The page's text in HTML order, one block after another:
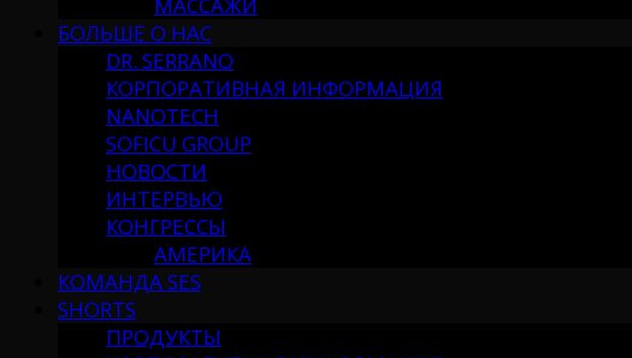
БОЛЬШЕ О НАС
DR. SERRANO
КОРПОРАТИВНАЯ ИНФОРМАЦИЯ
NANOTECH
SOFICU GROUP
НОВОСТИ
ИНТЕРВЬЮ
КОНГРЕССЫ
АМЕРИКА
КОМАНДА SES
SHORTS
ПРОДУКТЫ